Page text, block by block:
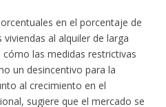
en el porcentaje de
al alquiler de larga
las medidas restrictivas
un desincentivo para la
al crecimiento en el
sugiere que el mercado se